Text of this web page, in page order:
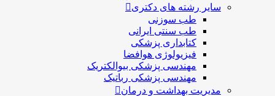
سایر رشته های دکتری
طب سوزنی
طب سنتی ایرانی
کتابداری پزشکی
فیزیولوژی هوافضا
مهندسی پزشکی بیوالکتریک
مهندسی پزشکی رباتیک
مدیریت بهداشت و درمان